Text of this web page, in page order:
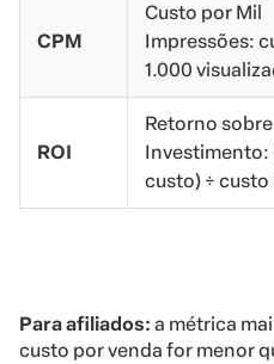
CPM
Custo por Mil
Impressões:
1.000
ROI
Retorno sobre
Investimento:
custo) ÷ custo
Para afiliados: a métrica
custo por venda for menor